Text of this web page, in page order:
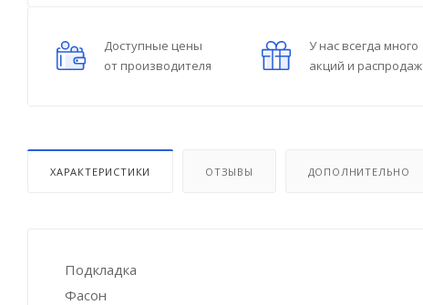
Доступные цены
от производителя
У нас всегда много
акций и распродаж
ХАРАКТЕРИСТИКИ ОТЗЫВЫ ДОПОЛНИТЕЛЬНО
Подкладка
Фасон